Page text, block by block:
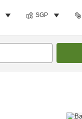
SGP